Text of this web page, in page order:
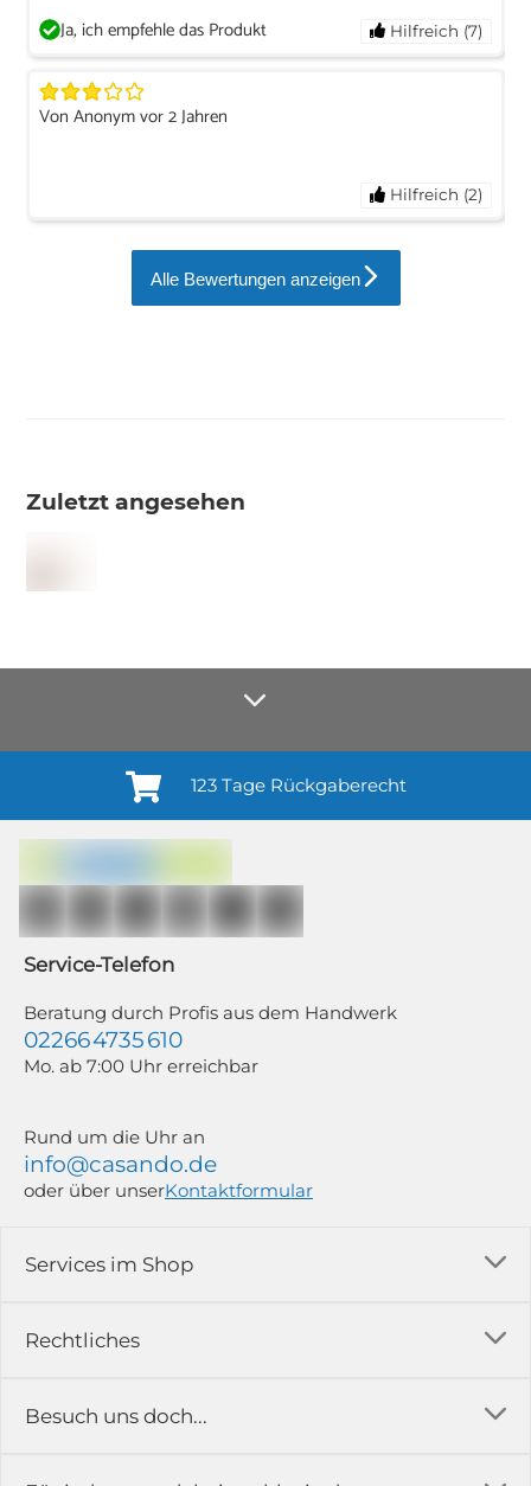
Ja, ich empfehle das Produkt Hilfreich (7)
Von Anonym vor 2 Jahren
Hilfreich (2)
Alle Bewertungen anzeigen
Zuletzt angesehen
Anmelden¹
casando (Holz-Richter GmbH) sowie zur Interessen-Analyse durch
Auswertung individueller Öffnungs- und Klickraten (dazu nutzen wir
jederzeit mit Wirkung für die Zukunft und ohne Angabe von Gründen
Weitere Informationen findest du in unserer Datenschutzerklärung.
123 Tage Rückgaberecht
Rechtliches
Impressum
Services im Shop
Versandkosten
Erfahrungsberichte & Bewertungen
Besuch uns doch...
Service-Telefon
Beratung durch Profis aus dem Handwerk
02266 4735 610
Mo. ab 7:00 Uhr erreichbar
Rund um die Uhr an
info@casando.de
oder über unserKontaktformular